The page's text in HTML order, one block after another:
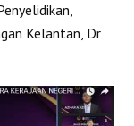
Kelantan, Dr